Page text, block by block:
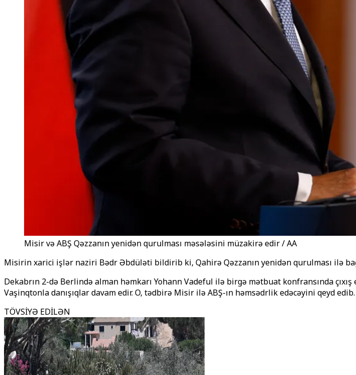
Misir və ABŞ Qəzzanın yenidən qurulması məsələsini müzakirə edir / AA
Misirin xarici işlər naziri Bədr Əbdüləti bildirib ki, Qahirə Qəzzanın yenidən qurulması ilə
Dekabrın 2-də Berlində alman həmkarı Yohann Vadeful ilə birgə mətbuat konfransında
Vaşinqtonla danışıqlar davam edir. O, tədbirə Misir ilə ABŞ-ın həmsədrlik edəcəyini qeyd edib.
TÖVSİYƏ EDİLƏN